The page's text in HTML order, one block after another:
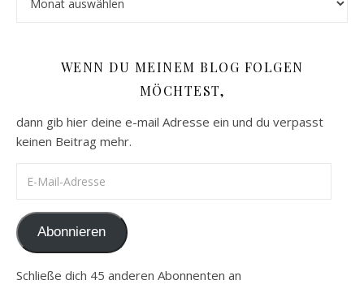
WENN DU MEINEM BLOG FOLGEN
MÖCHTEST,
dann gib hier deine e-mail Adresse ein und du verpasst
keinen Beitrag mehr.
Abonnieren
Schließe dich 45 anderen Abonnenten an